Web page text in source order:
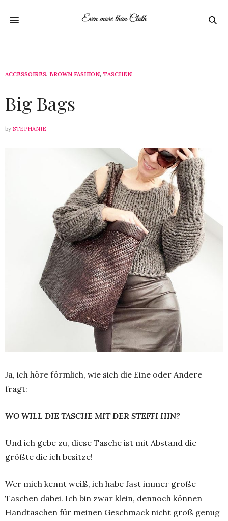
ACCESSOIRES, BROWN FASHION, TASCHEN
Big Bags
by STEPHANIE
Ja, ich höre förmlich, wie sich die Eine oder Andere
fragt:
WO WILL DIE TASCHE MIT DER STEFFI HIN?
Und ich gebe zu, diese Tasche ist mit Abstand die
größte die ich besitze!
Wer mich kennt weiß, ich habe fast immer große
Taschen dabei. Ich bin zwar klein, dennoch können
Handtaschen für meinen Geschmack nicht groß genug